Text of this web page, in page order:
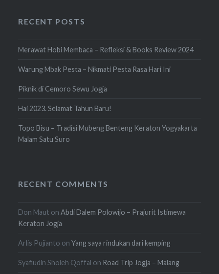
RECENT POSTS
Merawat Hobi Membaca – Refleksi & Books Review 2024
Warung Mbak Pesta – Nikmati Pesta Rasa Hari Ini
Piknik di Cemoro Sewu Jogja
Hai 2023. Selamat Tahun Baru!
Topo Bisu – Tradisi Mubeng Benteng Keraton Yogyakarta
Malam Satu Suro
RECENT COMMENTS
Don Maut onAbdi Dalem Polowijo – Prajurit Istimewa
Keraton Jogja
Arlis Pujianto onYang saya rindukan dari kemping
Syafiudin Sholeh Qoffal on Road Trip Jogja – Malang